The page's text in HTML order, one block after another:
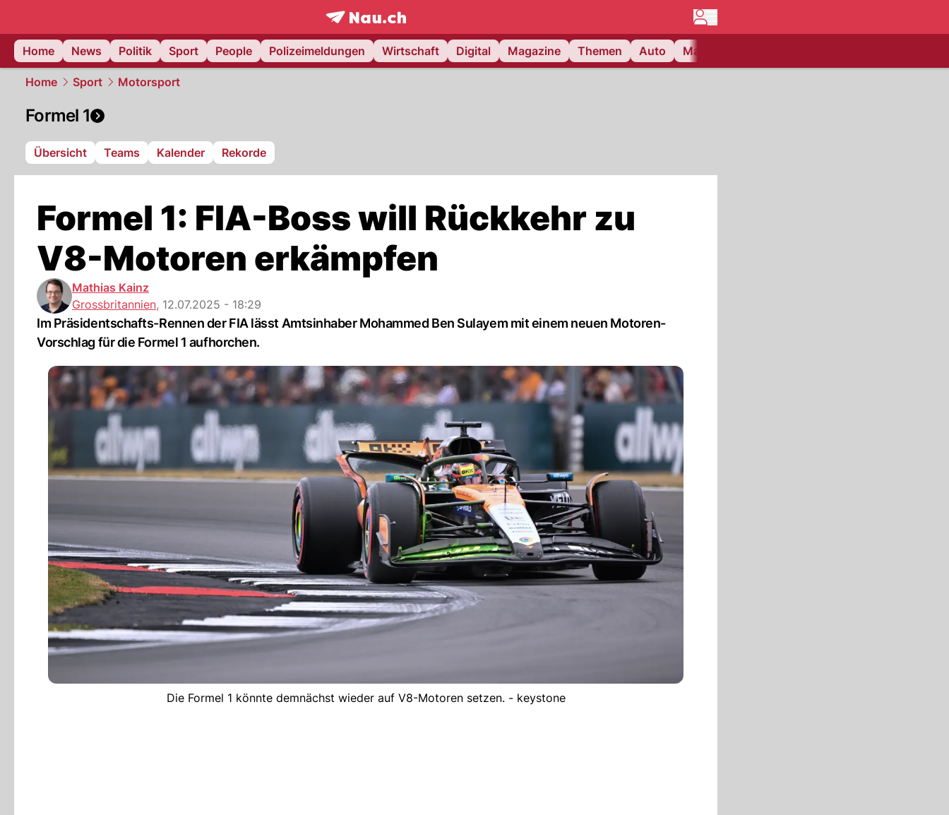
frontpage.NAU.ch
Home
News Politik Sport People Polizeimeldungen Wirtschaft Digital Magazine Themen Auto Matchcenter
Home Sport Motorsport
Formel 1
Übersicht Teams Kalender Rekorde
Formel 1: FIA-Boss will Rückkehr zu
V8-Motoren erkämpfen
Mathias Kainz
Grossbritannien, 12.07.2025 - 18:29
Im Präsidentschafts-Rennen der FIA lässt Amtsinhaber Mohammed Ben Sulayem mit einem neuen Motoren-
Vorschlag für die Formel 1 aufhorchen.
Die Formel 1 könnte demnächst wieder auf V8-Motoren setzen. - keystone